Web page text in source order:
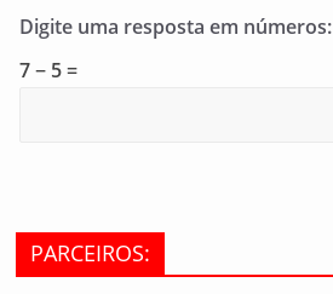
Digite uma resposta em números:
7 − 5 =
PARCEIROS: